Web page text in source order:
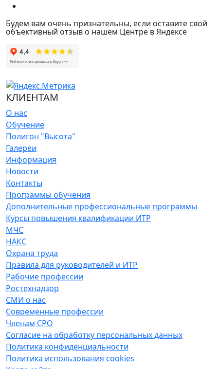
Будем вам очень признательны, если оставите свой
объективный отзыв о нашем Центре в Яндексе
КЛИЕНТАМ
О нас
Обучение
Полигон "Высота"
Галереи
Информация
Новости
Контакты
Программы обучения
Дополнительные профессиональные программы
Курсы повышения квалификации ИТР
МЧС
НАКС
Охрана труда
Правила для руководителей и ИТР
Рабочие профессии
Ростехнадзор
СМИ о нас
Современные профессии
Членам СРО
Согласие на обработку персональных данных
Политика конфиденциальности
Политика использования cookies